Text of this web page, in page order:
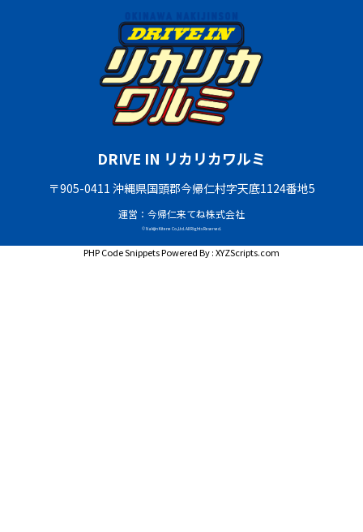
DRIVE IN リカリカワルミ
〒905-0411 沖縄県国頭郡今帰仁村字天底1124番地5
運営：今帰仁来てね株式会社
© Nakijin Kitene Co.,Ltd. All Rights Reserved.
PHP Code SnippetsPowered By :XYZScripts.com